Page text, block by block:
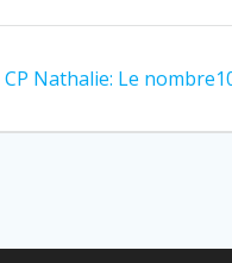
CP Nathalie: Le